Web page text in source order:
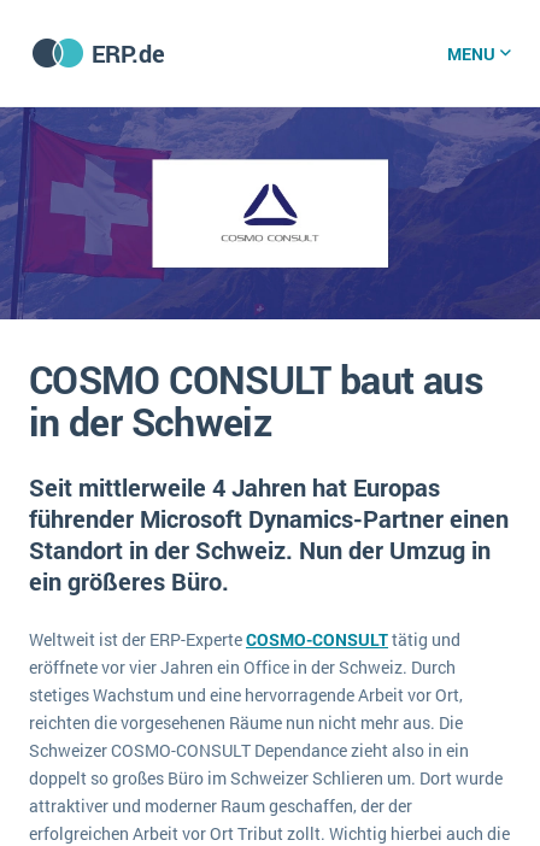
ERP.de
ERP software
Die 15 Schritte einer ERP‑Einführung
Was ist ERP?
Hintergrund
ERP-Software nach Branche
Plattform
Funktionalitäten
Kosten
Suche
Auswahl
Einführung
Schulung
Auswertung
Service und Wartung
ERP vergleichen
ERP für jede Branche
ERP-Software nach Branchen
Ämter
Bau
Bildungseinrichtungen
E-commerce
Einzelhandel
Finanzen
Grosshandel
Handel
Handwerk
Health Care
IKT
ERP Wissenszentrum
Vorgestellt
Die 4 Komponenten eines CRM-Systems
5 Funktionen einer ERP-Software für Konzerne
Was ist Data Mining? - Ein Leitfaden für Unternehmen
Mehr über ERP-Software
Was ist ERP?
ERP-Experten
Offene Stellen bei ERP-Lieferanten
DSGVO/GDPR
Impressum
Kontakt
MENU
COSMO CONSULT baut aus
in der Schweiz
Seit mittlerweile 4 Jahren hat Europas
führender Microsoft Dynamics-Partner einen
Standort in der Schweiz. Nun der Umzug in
ein größeres Büro.
Weltweit ist der ERP-ExperteCOSMO-CONSULTtätig und
eröffnete vor vier Jahren ein Office in der Schweiz. Durch
stetiges Wachstum und eine hervorragende Arbeit vor Ort,
reichten die vorgesehenen Räume nun nicht mehr aus. Die
Schweizer COSMO-CONSULT Dependance zieht also in ein
doppelt so großes Büro im Schweizer Schlieren um. Dort wurde
attraktiver und moderner Raum geschaffen, der der
erfolgreichen Arbeit vor Ort Tribut zollt. Wichtig hierbei auch die